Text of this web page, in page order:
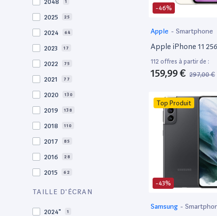
1
2025 25
2024 64
2023 17
2022 75
2021 77
2020 130
2019 138
2018 110
2017 85
2016 28
2015 62
2014 36
TAILLE D'ÉCRAN
2024" 1
-46%
Apple - Smartphone
Apple iPhone 11
112 offres à partir de :
159,99 € 297,00 €
-43%
Top Produit
Samsung -